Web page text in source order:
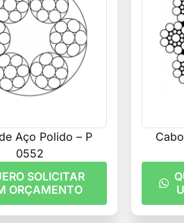
Aço Polido – P
0552
SOLICITAR
ORÇAMENTO